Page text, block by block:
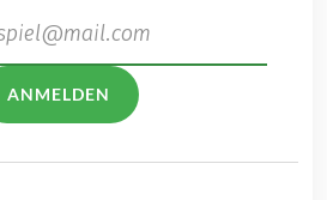
ANMELDEN